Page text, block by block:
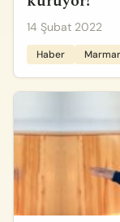
14 Şubat 2022
Haber